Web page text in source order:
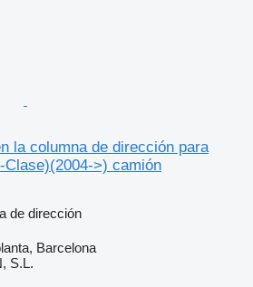
la columna de dirección para
>) camión
de dirección
Barcelona
S.L.